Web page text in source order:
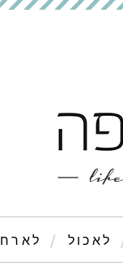
לאכול לארח